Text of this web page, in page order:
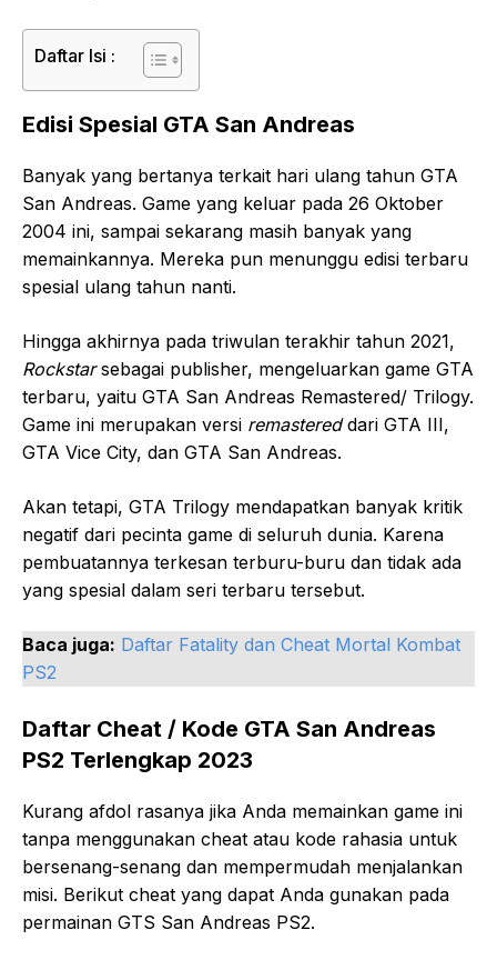
Daftar Isi :
Edisi Spesial GTA San Andreas
Banyak yang bertanya terkait hari ulang tahun GTA
San Andreas. Game yang keluar pada 26 Oktober
2004 ini, sampai sekarang masih banyak yang
memainkannya. Mereka pun menunggu edisi terbaru
spesial ulang tahun nanti.
Hingga akhirnya pada triwulan terakhir tahun 2021,
Rockstarsebagai publisher, mengeluarkan game GTA
terbaru, yaitu GTA San Andreas Remastered/ Trilogy.
Game ini merupakan versi remastereddari GTA III,
GTA Vice City, dan GTA San Andreas.
Akan tetapi, GTA Trilogy mendapatkan banyak kritik
negatif dari pecinta game di seluruh dunia. Karena
pembuatannya terkesan terburu-buru dan tidak ada
yang spesial dalam seri terbaru tersebut.
Baca juga: Daftar Fatality dan Cheat Mortal Kombat
PS2
Daftar Cheat / Kode GTA San Andreas
PS2 Terlengkap 2023
Kurang afdol rasanya jika Anda memainkan game ini
tanpa menggunakan cheat atau kode rahasia untuk
bersenang-senang dan mempermudah menjalankan
misi. Berikut cheat yang dapat Anda gunakan pada
permainan GTS San Andreas PS2.